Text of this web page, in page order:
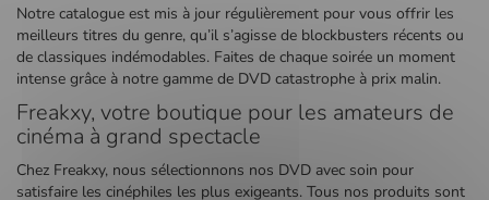
Notre catalogue est mis à jour régulièrement pour vous offrir les
meilleurs titres du genre, qu’il s’agisse de blockbusters récents ou
de classiques indémodables. Faites de chaque soirée un moment
intense grâce à notre gamme de DVD catastrophe à prix malin.
Freakxy, votre boutique pour les amateurs de
cinéma à grand spectacle
Chez Freakxy, nous sélectionnons nos DVD avec soin pour
satisfaire les cinéphiles les plus exigeants. Tous nos produits sont